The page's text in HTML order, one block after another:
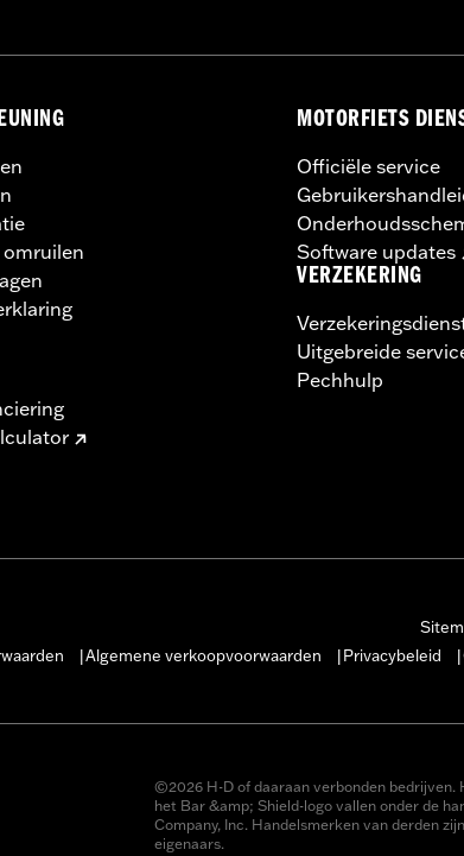
MOTORFIETS
Officiële service
Software updates
VERZEKERING
Uitgebreide
Pechhulp
Algemene verkoopvoorwaarden Privacybeleid
©2026 H-D of daaraan verbonden bedrijven.
het Bar &amp; Shield-logo vallen onder de
Company, Inc. Handelsmerken van derden
eigenaars.